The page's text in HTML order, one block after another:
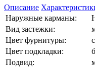
Описание
Наружные карманы:
Вид застежки:
Цвет фурнитуры:
Цвет подкладки:
Подвид: